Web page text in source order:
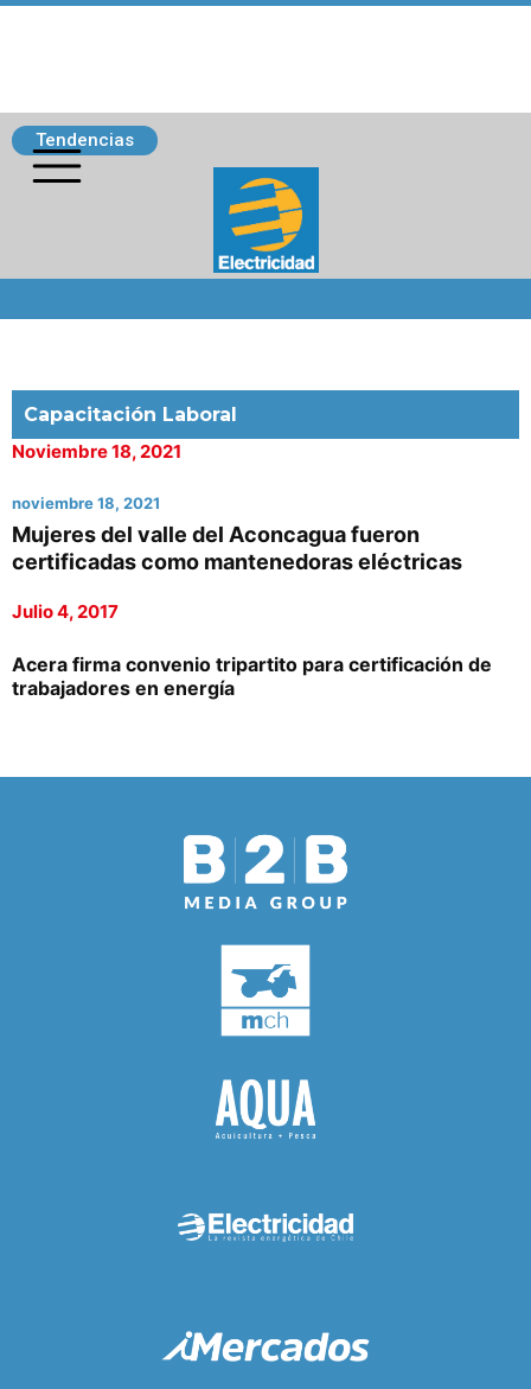
Tendencias
Capacitación Laboral
Noviembre 18, 2021
noviembre 18, 2021
Mujeres del valle del Aconcagua fueron
certificadas como mantenedoras eléctricas
Julio 4, 2017
Acera firma convenio tripartito para certificación de
trabajadores en energía